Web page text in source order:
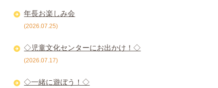
年長お楽しみ会
(2026.07.25)
◇児童文化センターにお出かけ！◇
(2026.07.17)
◇一緒に遊ぼう！◇